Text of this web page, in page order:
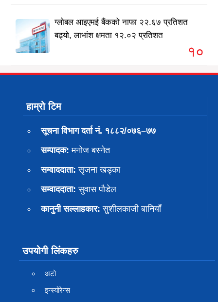
ग्लोबल आइएमई बैंकको नाफा २२.६७ प्रतिशत
बढ्यो, लाभांश क्षमता १२.०२ प्रतिशत
१०
हाम्रो टिम
सूचना विभाग दर्ता नं. १८८२/०७६–७७
सम्पादक: मनोज बस्नेत
सम्वाददाता: सृजना खड्का
सम्वाददाता: सुवास पाैडेल
कानुनी सल्लाहकार: सुशीलकाजी बानियाँ
उपयोगी लिंकहरु
अटो
इन्स्योरेन्स